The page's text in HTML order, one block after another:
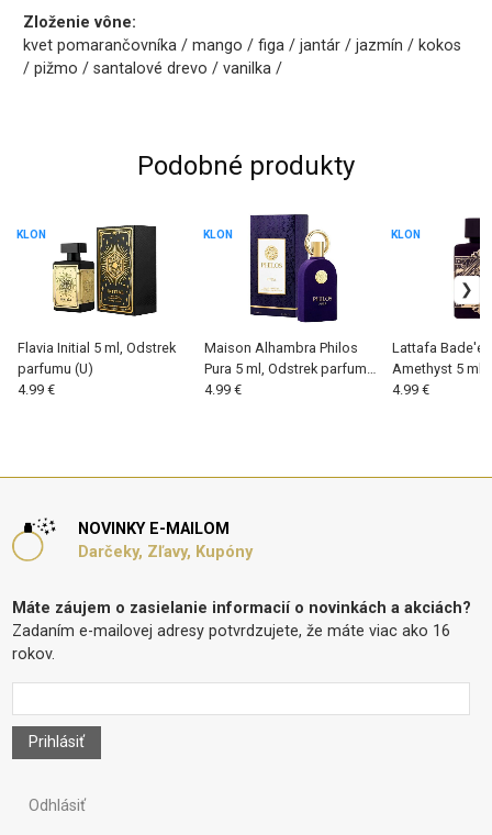
Zloženie vône:
kvet pomarančovníka / mango / figa / jantár / jazmín / kokos
/ pižmo / santalové drevo / vanilka /
Podobné produkty
Flavia Initial 5 ml, Odstrek
parfumu (U)
KLON
4.99 €
Maison Alhambra Philos
Pura 5 ml, Odstrek parfumu
(U)
KLON
4.99 €
Lattafa Bade'e
Amethyst 5 ml,
parfumu (W)
KLON
4.99 €
NOVINKY E-MAILOM
Darčeky, Zľavy, Kupóny
Máte záujem o zasielanie informacií o novinkách a akciách?
Zadaním e-mailovej adresy potvrdzujete, že máte viac ako 16
rokov.
Prihlásiť
Odhlásiť